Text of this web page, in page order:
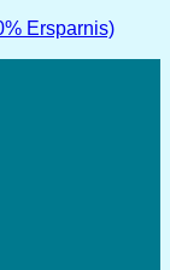
Ersparnis)